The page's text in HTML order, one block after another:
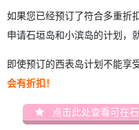
如果您已经预订了符合多重折
申请石垣岛和小滨岛的计划，
即使预订的西表岛计划不能享
会有折扣！
点击此处查看可在